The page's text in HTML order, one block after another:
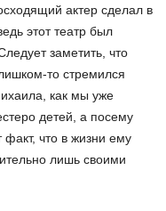
актер сделал в
этот театр был
заметить, что
то стремился
как мы уже
детей, а посему
что в жизни ему
лишь своими